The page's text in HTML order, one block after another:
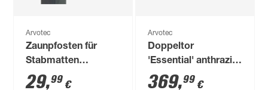
Arvotec
Zaunpfosten für
Stabmatten
'Essential' anthrazit
29,99 €
Arvotec
Doppeltor
'Essential' anthrazit
300 x 80 cm, mit
369,99 €